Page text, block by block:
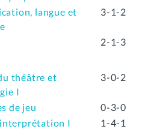
langue et
3-1-2
2-1-3
théâtre et
I
3-0-2
de jeu
0-3-0
I
1-4-1